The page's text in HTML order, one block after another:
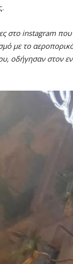
στο instagram
με το αεροπορικό
οδήγησαν στον